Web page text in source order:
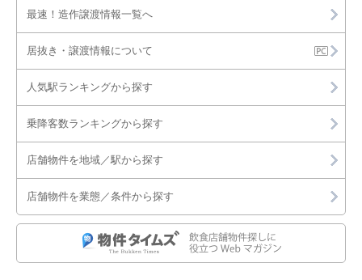
最速！造作譲渡情報一覧へ
居抜き・譲渡情報について
人気駅ランキングから探す
乗降客数ランキングから探す
店舗物件を地域／駅から探す
店舗物件を業態／条件から探す